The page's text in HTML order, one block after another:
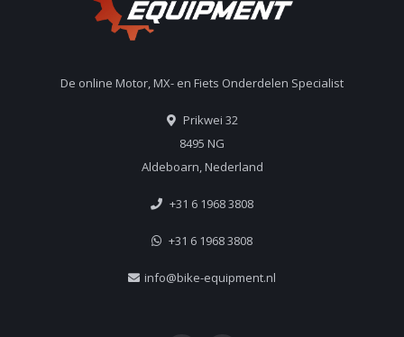
De online Motor, MX- en Fiets Onderdelen Specialist
Prikwei 32
8495 NG
Aldeboarn, Nederland
+31 6 1968 3808
+31 6 1968 3808
info@bike-equipment.nl